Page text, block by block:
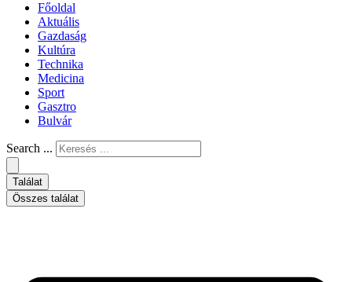
Főoldal
Aktuális
Gazdaság
Kultúra
Technika
Medicina
Sport
Gasztro
Bulvár
Search ...
Találat
Összes találat